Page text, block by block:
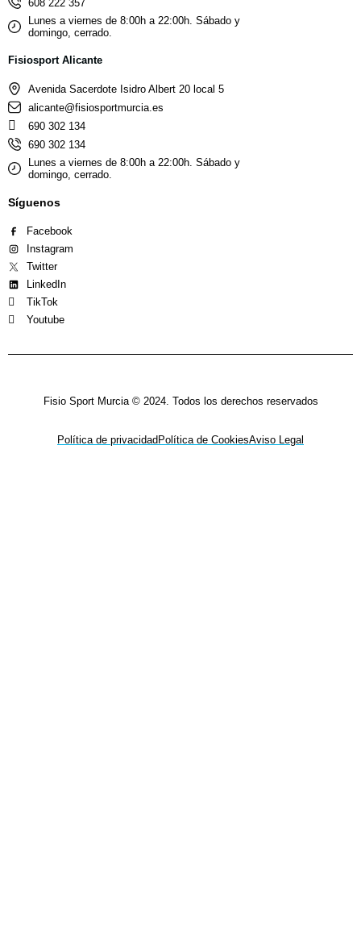
608 222 357
Lunes a viernes de 8:00h a 22:00h. Sábado y
domingo, cerrado.
Fisiosport Alicante
Avenida Sacerdote Isidro Albert 20 local 5
alicante@fisiosportmurcia.es
690 302 134
690 302 134
Lunes a viernes de 8:00h a 22:00h. Sábado y
domingo, cerrado.
Síguenos
Facebook
Instagram
Twitter
LinkedIn
TikTok
Youtube
Fisio Sport Murcia © 2024. Todos los derechos reservados
Política de privacidad Política de CookiesAviso Legal